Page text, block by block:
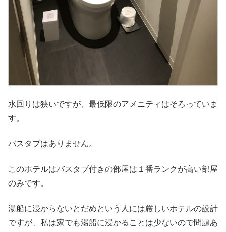
水回りは狭いですが、最低限のアメニティはそろっていま
す。
バスタブはありません。
このホテルはバスタブ付きの部屋は１番ランクが高い部屋
のみです。
湯船に浸からないとだめという人には厳しいホテルの設計
ですが、私は家でも湯船に浸かることは少ないので問題あ